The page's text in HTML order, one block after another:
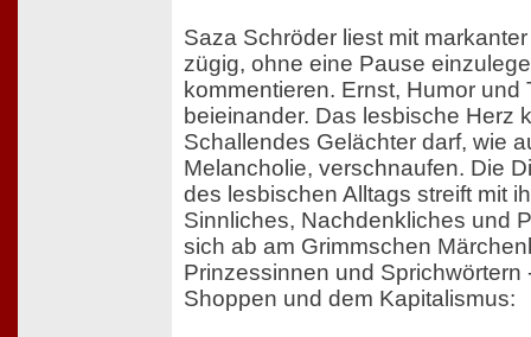
Saza Schröder liest mit
zügig, ohne eine Pause
kommentieren. Ernst, Humor und
beieinander. Das lesbische Herz
Schallendes Gelächter darf, wie
Melancholie, verschnaufen. Die
des lesbischen Alltags streift mit
Sinnliches, Nachdenkliches und
sich ab am Grimmschen
Prinzessinnen und Sprichwörtern
Shoppen und dem Kapitalismus: